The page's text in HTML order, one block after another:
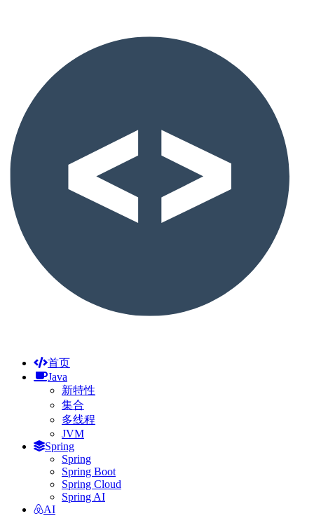
首页
Java
新特性
集合
多线程
JVM
Spring
Spring
Spring Boot
Spring Cloud
Spring AI
AI